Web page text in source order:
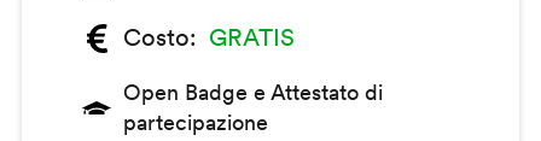
Costo
GRATIS
Open Badge e Attestato di
partecipazione